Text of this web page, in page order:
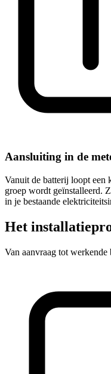
Aansluiting in de
Vanuit de batterij loopt een
groep wordt geïnstalleerd.
in je bestaande
Het
Van aanvraag tot